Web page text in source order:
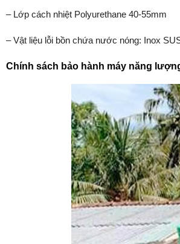
– Lớp cách nhiệt Polyurethane 40-55mm
– Vật liệu lỗi bồn chứa nước nóng: Inox
Chính sách bảo hành máy năng